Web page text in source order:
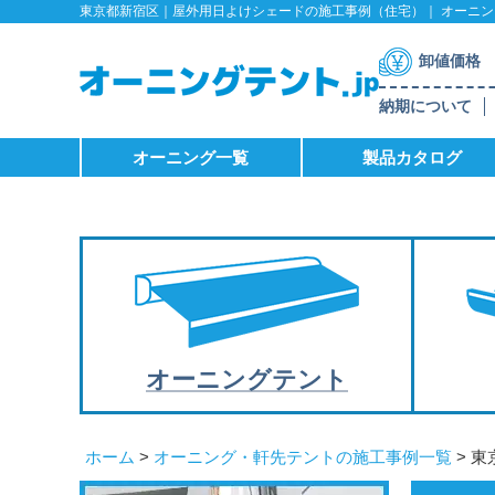
東京都新宿区｜屋外用日よけシェードの施工事例（住宅）｜ オーニ
卸値価格
納期について
オーニング一覧 製品カタログ
オーニングテント
ホーム > オーニング・軒先テントの施工事例一覧 > 東